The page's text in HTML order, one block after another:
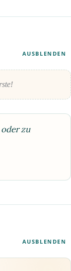
AUSBLENDEN
zu
AUSBLENDEN